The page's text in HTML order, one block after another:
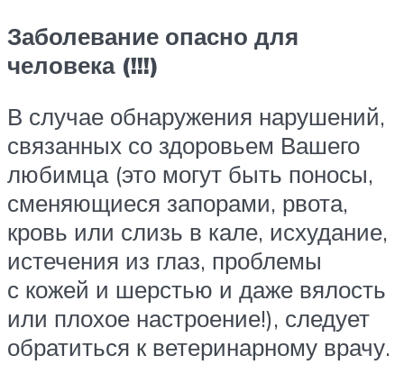
Заболевание опасно для
человека (!!!)
В случае обнаружения нарушений,
связанных со здоровьем Вашего
любимца (это могут быть поносы,
сменяющиеся запорами, рвота,
кровь или слизь в кале, исхудание,
истечения из глаз, проблемы
с кожей и шерстью и даже вялость
или плохое настроение!), следует
обратиться к ветеринарному врачу.